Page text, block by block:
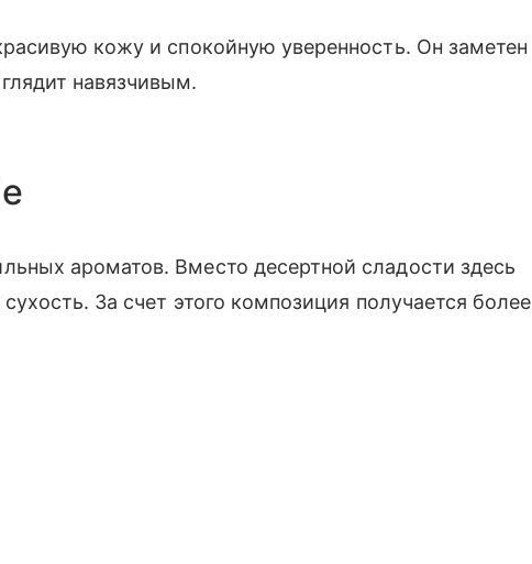
кожу и спокойную уверенность. Он заметен
навязчивым.
ароматов. Вместо десертной сладости здесь
За счет этого композиция получается более